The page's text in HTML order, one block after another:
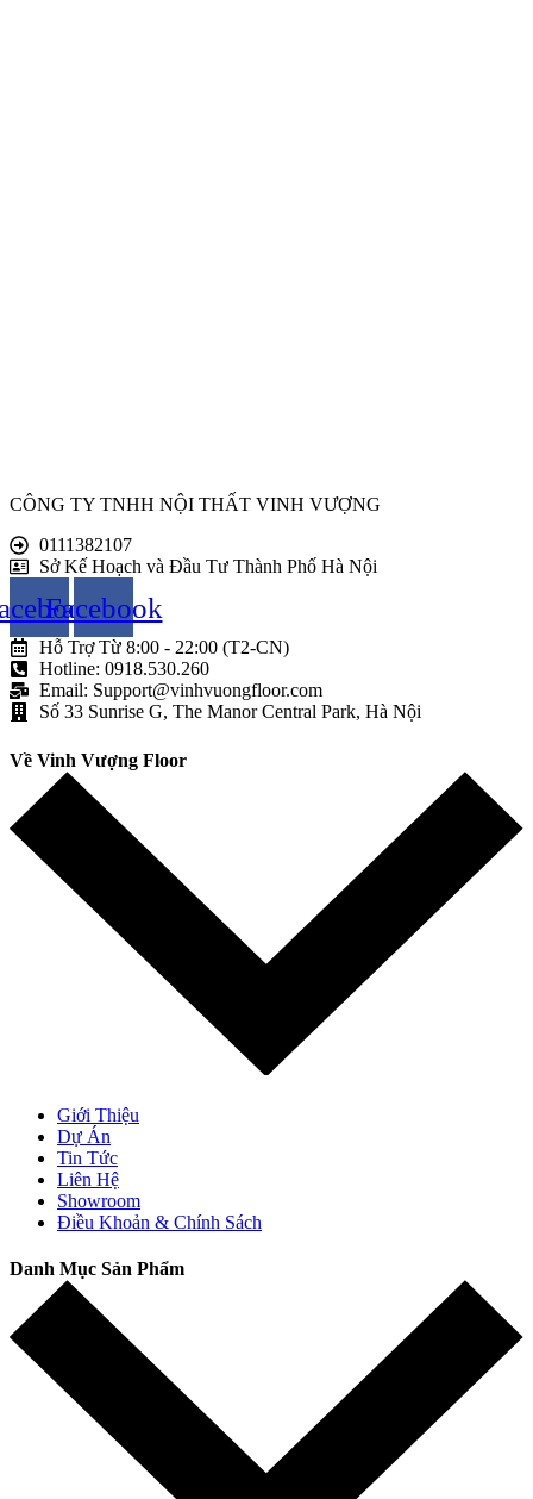
CÔNG TY TNHH NỘI THẤT VINH VƯỢNG
0111382107
Sở Kế Hoạch và Đầu Tư Thành Phố Hà Nội
Facebook
Hỗ Trợ Từ 8:00 - 22:00 (T2-CN)
Hotline: 0918.530.260
Email: Support@vinhvuongfloor.com
Số 33 Sunrise G, The Manor Central Park, Hà Nội
Về Vinh Vượng Floor
Giới Thiệu
Dự Án
Tin Tức
Liên Hệ
Showroom
Điều Khoản & Chính Sách
Danh Mục Sản Phẩm